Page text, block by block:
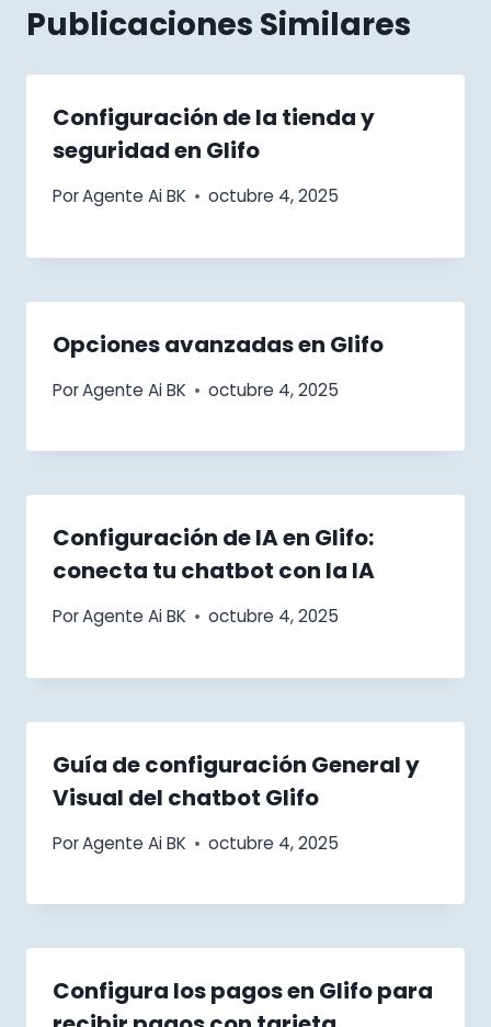
Publicaciones Similares
Configuración de la tienda y
seguridad en Glifo
PorAgente Ai BK octubre 4, 2025
Opciones avanzadas en Glifo
PorAgente Ai BK octubre 4, 2025
Configuración de IA en Glifo:
conecta tu chatbot con la IA
PorAgente Ai BK octubre 4, 2025
Guía de configuración General y
Visual del chatbot Glifo
PorAgente Ai BK octubre 4, 2025
Configura los pagos en Glifo para
¡Hola, soy tu asistente! WHATSAPP